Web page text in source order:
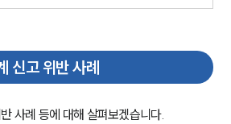
신고 위반 사례
사례 등에 대해 살펴보겠습니다.